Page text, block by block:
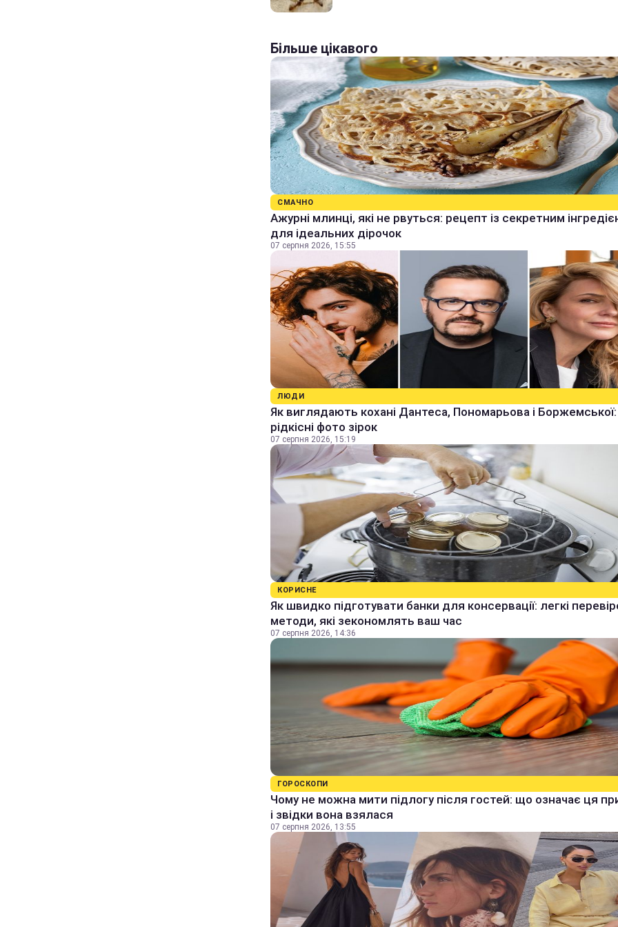
Більше цікавого
СМАЧНО
Ажурні млинці, які не рвуться: рецепт із секретним
для ідеальних дірочок
07 серпня 2026, 15:55
ЛЮДИ
Як виглядають кохані Дантеса, Пономарьова і Боржемської:
рідкісні фото зірок
07 серпня 2026, 15:19
КОРИСНЕ
Як швидко підготувати банки для консервації: легкі
методи, які зекономлять ваш час
07 серпня 2026, 14:36
ГОРОСКОПИ
Чому не можна мити підлогу після гостей: що означає ця
і звідки вона взялася
07 серпня 2026, 13:55